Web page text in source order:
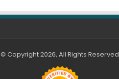
© Copyright 2026, All Rights Reserved